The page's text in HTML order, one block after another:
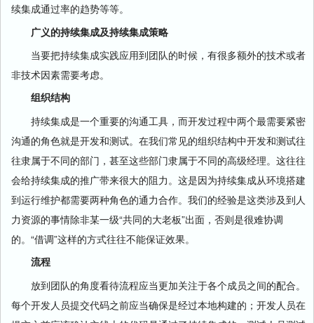
续集成通过率的趋势等等。
广义的持续集成及持续集成策略
当要把持续集成实践应用到团队的时候，有很多额外的技术或者
非技术因素需要考虑。
组织结构
持续集成是一个重要的沟通工具，而开发过程中两个最需要紧密
沟通的角色就是开发和测试。在我们常见的组织结构中开发和测试往
往隶属于不同的部门，甚至这些部门隶属于不同的高级经理。这往往
会给持续集成的推广带来很大的阻力。这是因为持续集成从环境搭建
到运行维护都需要两种角色的通力合作。我们的经验是这类涉及到人
力资源的事情除非某一级“共同的大老板”出面，否则是很难协调
的。“借调”这样的方式往往不能保证效果。
流程
放到团队的角度看待流程应当更加关注于各个成员之间的配合。
每个开发人员提交代码之前应当确保是经过本地构建的；开发人员在